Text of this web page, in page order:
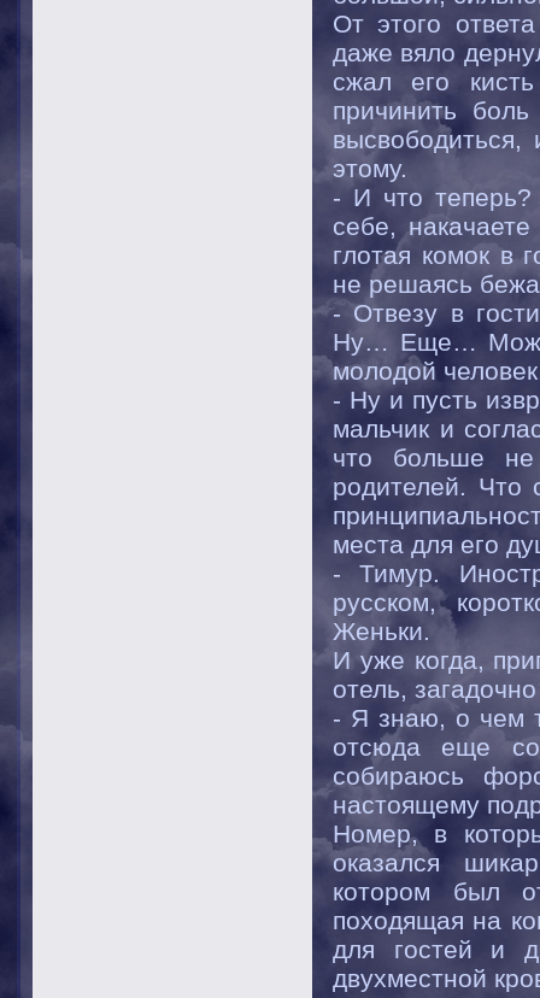
От этого
даже вяло
сжал его
причинить
этому.
- И что
себе,
глотая комок в
не решаясь
- Отвезу в
Ну… Еще…
молодой
- Ну и пусть
мальчик и
что больше
родителей. Что
места для его
- Тимур.
русском,
Женьки.
И уже когда,
отель,
- Я знаю, о чем
отсюда еще
собираюсь
настоящему
Номер, в
оказался
котором был
походящая на
для гостей и
двухместной